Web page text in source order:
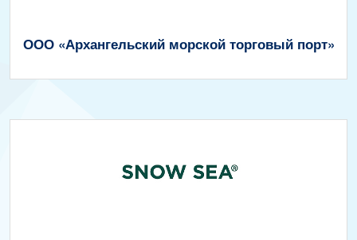
ООО «‎Архангельский морской торговый порт»